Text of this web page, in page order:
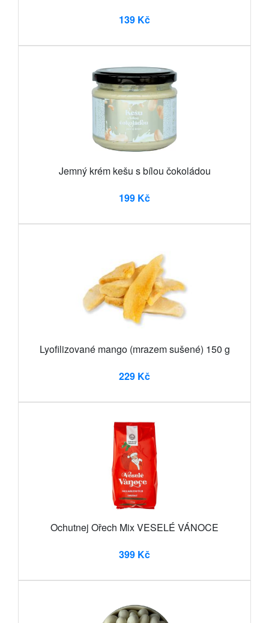
139 Kč
Jemný krém kešu s bílou čokoládou
199 Kč
Lyofilizované mango (mrazem sušené) 150 g
229 Kč
Ochutnej Ořech Mix VESELÉ VÁNOCE
399 Kč